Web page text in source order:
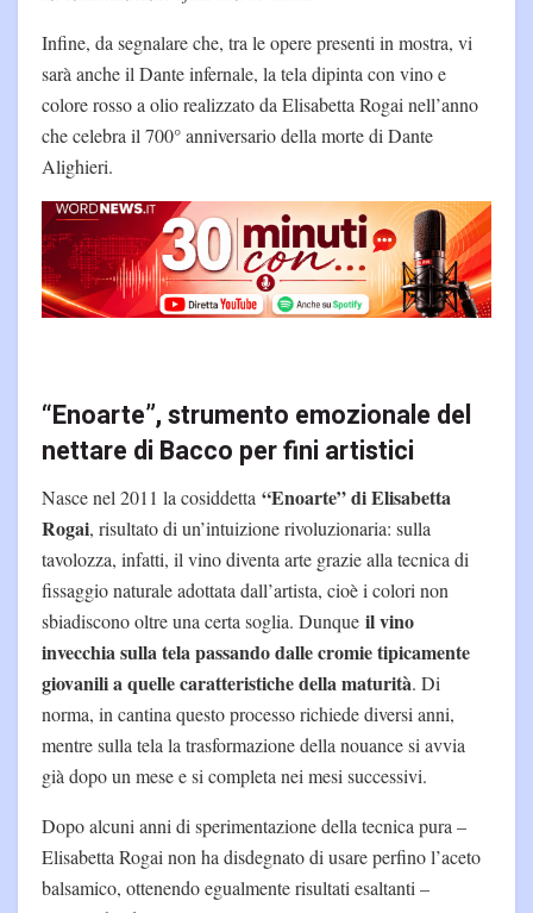
Infine, da segnalare che, tra le opere presenti in mostra, vi
sarà anche il Dante infernale, la tela dipinta con vino e
colore rosso a olio realizzato da Elisabetta Rogai nell’anno
che celebra il 700° anniversario della morte di Dante
Alighieri.
“Enoarte”, strumento emozionale del
nettare di Bacco per fini artistici
Nasce nel 2011 la cosiddetta “Enoarte” di Elisabetta
Rogai, risultato di un’intuizione rivoluzionaria: sulla
tavolozza, infatti, il vino diventa arte grazie alla tecnica di
fissaggio naturale adottata dall’artista, cioè i colori non
sbiadiscono oltre una certa soglia. Dunque il vino
invecchia sulla tela passando dalle cromie tipicamente
giovanili a quelle caratteristiche della maturità. Di
norma, in cantina questo processo richiede diversi anni,
mentre sulla tela la trasformazione della nouance si avvia
già dopo un mese e si completa nei mesi successivi.
Dopo alcuni anni di sperimentazione della tecnica pura –
Elisabetta Rogai non ha disdegnato di usare perfino l’aceto
balsamico, ottenendo egualmente risultati esaltanti –